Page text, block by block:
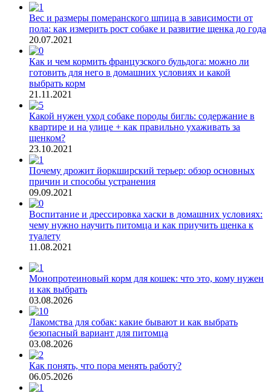
Вес и размеры померанского шпица в зависимости от
пола: как измерить рост собаке и развитие щенка до года
20.07.2021
Как и чем кормить французского бульдога: можно ли
готовить для него в домашних условиях и какой
выбрать корм
21.11.2021
Какой нужен уход собаке породы бигль: содержание в
квартире и на улице + как правильно ухаживать за
щенком?
23.10.2021
Почему дрожит йоркширский терьер: обзор основных
причин и способы устранения
09.09.2021
Воспитание и дрессировка хаски в домашних условиях:
чему нужно научить питомца и как приучить щенка к
туалету
11.08.2021
Монопротеиновый корм для кошек: что это, кому нужен
и как выбрать
03.08.2026
Лакомства для собак: какие бывают и как выбрать
безопасный вариант для питомца
03.08.2026
Как понять, что пора менять работу?
06.05.2026